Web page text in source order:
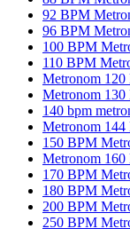
92 BPM
96 BPM
100 BPM
110 BPM
Metronom
Metronom
140 bpm
Metronom
150 BPM
Metronom
170 BPM
180 BPM
200 BPM
250 BPM